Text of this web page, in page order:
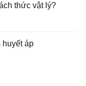
thức vật lý?
huyết áp